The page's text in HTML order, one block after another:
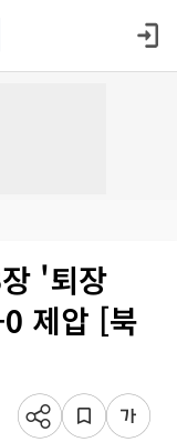
'퇴장
제압 [북